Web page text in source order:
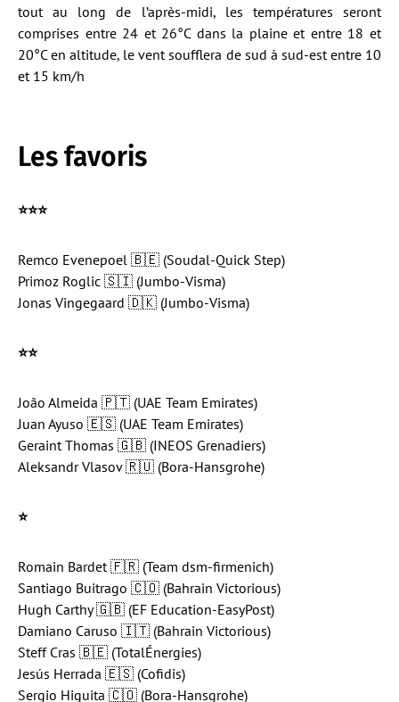
tout au long de l’après-midi, les températures seront
comprises entre 24 et 26°C dans la plaine et entre 18 et
20°C en altitude, le vent soufflera de sud à sud-est entre 10
et 15 km/h
Les favoris
⭐️⭐️⭐️
Remco Evenepoel 🇧🇪 (Soudal-Quick Step)
Primoz Roglic 🇸🇮 (Jumbo-Visma)
Jonas Vingegaard 🇩🇰 (Jumbo-Visma)
⭐️⭐️
João Almeida 🇵🇹 (UAE Team Emirates)
Juan Ayuso 🇪🇸 (UAE Team Emirates)
Geraint Thomas 🇬🇧 (INEOS Grenadiers)
Aleksandr Vlasov 🇷🇺 (Bora-Hansgrohe)
⭐️
Romain Bardet 🇫🇷 (Team dsm-firmenich)
Santiago Buitrago 🇨🇴 (Bahrain Victorious)
Hugh Carthy 🇬🇧 (EF Education-EasyPost)
Damiano Caruso 🇮🇹 (Bahrain Victorious)
Steff Cras 🇧🇪 (TotalÉnergies)
Jesús Herrada 🇪🇸 (Cofidis)
Sergio Higuita 🇨🇴 (Bora-Hansgrohe)